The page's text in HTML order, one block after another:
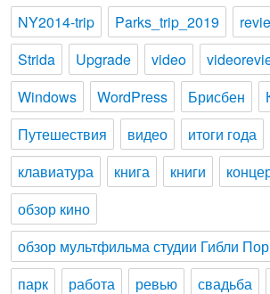
NY2014-trip
Parks_trip_2019
Strida
Upgrade video
Windows
WordPress Брисбен
Путешествия
видео итоги года
клавиатура
книга книги
обзор кино
обзор мультфильма студии Гибли
парк
работа ревью свадьба